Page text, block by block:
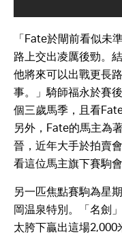
「Fate於閘前看似未
路上交出凌厲後勁。
他將來可以出戰更長
事。」騎師福永於賽
個三歲馬季，且看
另外，Fate的馬主為
晉，近年大手於拍賣
看這位馬主旗下賽駒
另一匹焦點賽駒為星
岡温泉特別。「名劍
太胯下贏出這場2,000